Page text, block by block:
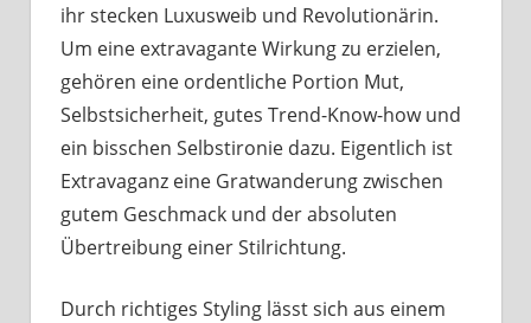
ihr stecken Luxusweib und Revolutionärin.
Um eine extravagante Wirkung zu erzielen,
gehören eine ordentliche Portion Mut,
Selbstsicherheit, gutes Trend-Know-how und
ein bisschen Selbstironie dazu. Eigentlich ist
Extravaganz eine Gratwanderung zwischen
gutem Geschmack und der absoluten
Übertreibung einer Stilrichtung.
Durch richtiges Styling lässt sich aus einem